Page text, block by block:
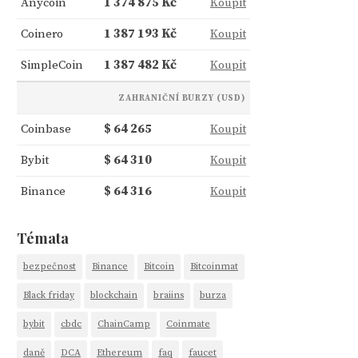
Coinero 1 387 193 Kč Koupit
SimpleCoin 1 387 482 Kč Koupit
ZAHRANIČNÍ BURZY (USD)
Coinbase $ 64 265 Koupit
Bybit $ 64 310 Koupit
Binance $ 64 316 Koupit
Témata
bezpečnost Binance Bitcoin Bitcoinmat
Black friday blockchain braiins burza
bybit cbdc ChainCamp Coinmate
daně DCA Ethereum faq faucet